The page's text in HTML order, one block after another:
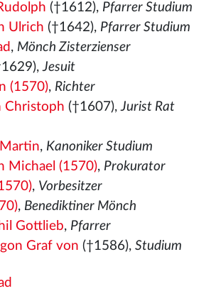
(†1612), Pfarrer Studium
Ulrich (†1642), Pfarrer Studium
, Mönch Zisterzienser
Jesuit
(1570), Richter
Christoph (†1607),Jurist Rat
Martin, Kanoniker Studium
Michael (1570), Prokurator
, Vorbesitzer
, Benediktiner Mönch
Gottlieb, Pfarrer
Graf von (†1586), Studium